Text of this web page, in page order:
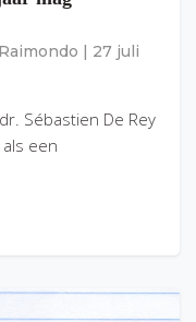
27 juli
Sébastien De Rey
een